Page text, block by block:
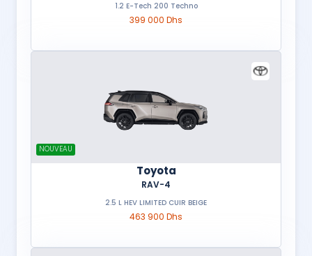
1.2 E-Tech 200 Techno
399 000 Dhs
NOUVEAU
Toyota
RAV-4
2.5 L HEV LIMITED CUIR BEIGE
463 900 Dhs